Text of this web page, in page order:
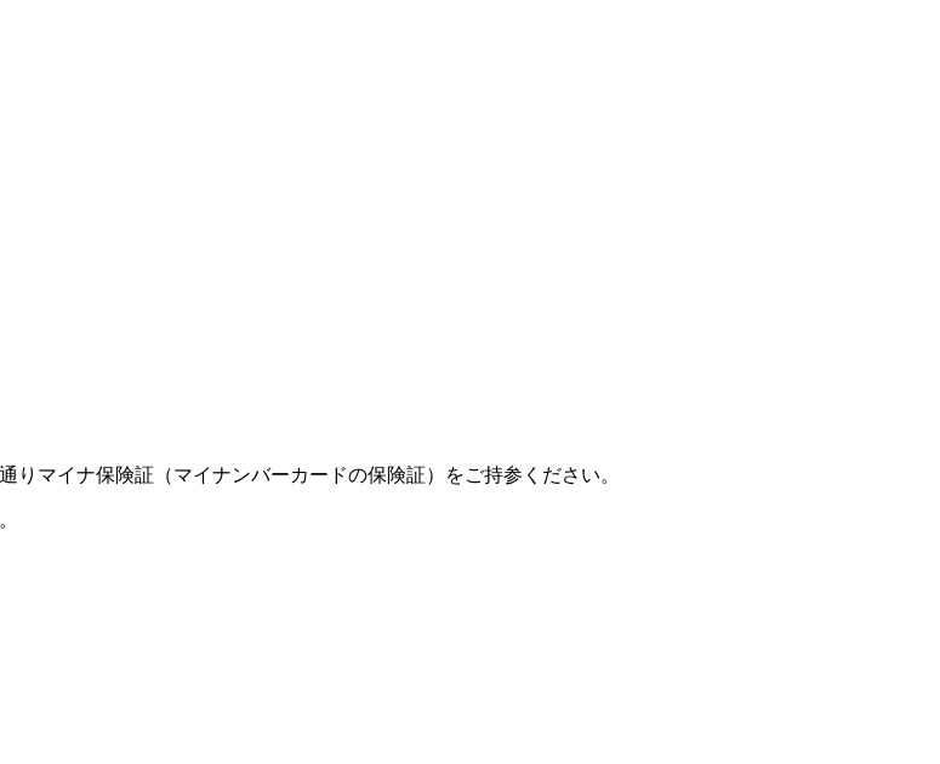
マイナ保険証（マイナンバーカードの保険証）をご持参ください。